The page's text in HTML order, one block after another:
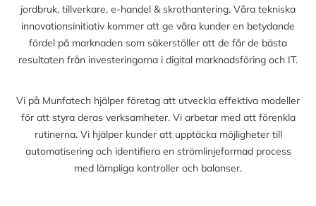
jordbruk, tillverkare, e-handel & skrothantering. Våra tekniska
innovationsinitiativ kommer att ge våra kunder en betydande
fördel på marknaden som säkerställer att de får de bästa
resultaten från investeringarna i digital marknadsföring och IT.
Vi på Munfatech hjälper företag att utveckla effektiva modeller
för att styra deras verksamheter. Vi arbetar med att förenkla
rutinerna. Vi hjälper kunder att upptäcka möjligheter till
automatisering och identifiera en strömlinjeformad process
med lämpliga kontroller och balanser.